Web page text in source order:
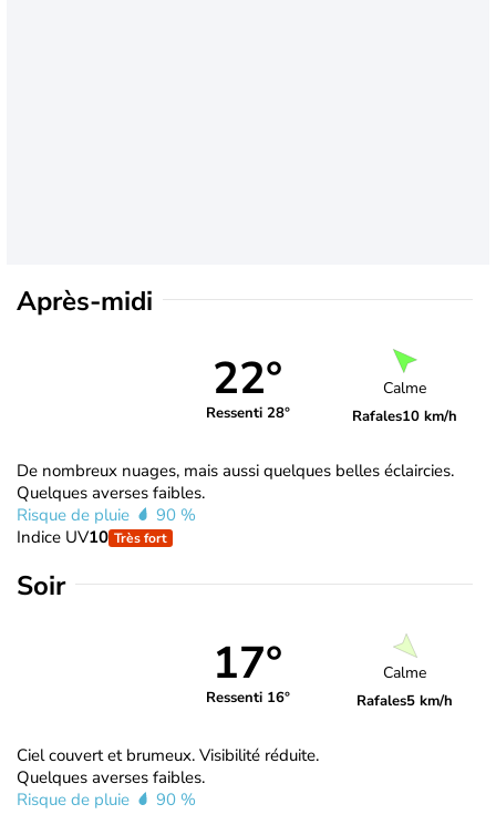
Après-midi
22°
Ressenti 28°
Calme
Rafales10 km/h
De nombreux nuages, mais aussi quelques belles éclaircies.
Quelques averses faibles.
Risque de pluie
90 %
Indice UV10 Très fort
Soir
17°
Ressenti 16°
Calme
Rafales5 km/h
Ciel couvert et brumeux. Visibilité réduite.
Quelques averses faibles.
Risque de pluie
90 %